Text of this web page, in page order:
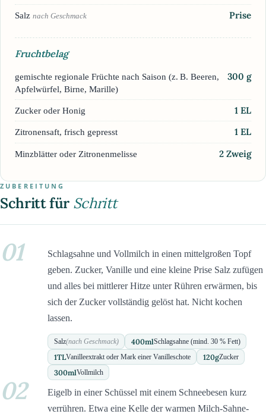
Salz nach Geschmack Prise
Fruchtbelag
gemischte regionale Früchte nach Saison (z. B. Beeren,
Apfelwürfel, Birne, Marille)
300 g
Zucker oder Honig 1 EL
Zitronensaft, frisch gepresst 1 EL
Minzblätter oder Zitronenmelisse 2 Zweig
ZUBEREITUNG
Schritt für Schritt
01
Schlagsahne und Vollmilch in einen mittelgroßen Topf
geben. Zucker, Vanille und eine kleine Prise Salz zufügen
und alles bei mittlerer Hitze unter Rühren erwärmen, bis
sich der Zucker vollständig gelöst hat. Nicht kochen
lassen.
Salz(nach Geschmack) 400mlSchlagsahne (mind. 30 % Fett)
1TLVanilleextrakt oder Mark einer Vanilleschote 120gZucker
300mlVollmilch
02
Eigelb in einer Schüssel mit einem Schneebesen kurz
verrühren. Etwa eine Kelle der warmen Milch-Sahne-